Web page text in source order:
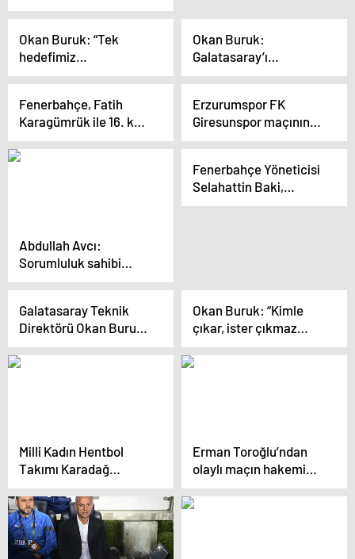
karşılaşacak
Okan Buruk: “Tek
hedefimiz
Galatasaray’ı
Okan Buruk:
Galatasaray’ı
şampiyon yapmak için
Fenerbahçe, Fatih
Karagümrük ile 16. kez
karşı karşıya
Erzurumspor FK
Giresunspor maçının
ardından
Abdullah Avcı:
Sorumluluk sahibi
insanlar, sorumlu
Fenerbahçe Yöneticisi
Selahattin Baki,
Galatasaray Başkanı
Galatasaray Teknik
Direktörü Okan Buruk:
Performansımızdan
memnun değilim
Okan Buruk: “Kimle
çıkar, ister çıkmaz
rakibimizin kararı”
Milli Kadın Hentbol
Takımı Karadağ
maçına sporseverleri
davet ediyor
Erman Toroğlu’ndan
olaylı maçın hakemi
Halil Umut Meler’e
tepki: Bu maçın yarıda